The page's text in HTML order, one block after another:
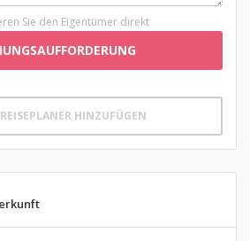
Sie den Eigentümer direkt
HINZUFÜGEN